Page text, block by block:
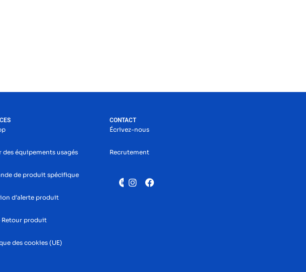
des équipements usagés
de produit spécifique
d’alerte produit
Retour produit
des cookies (UE)
CONTACT
Écrivez-nous
Recrutement